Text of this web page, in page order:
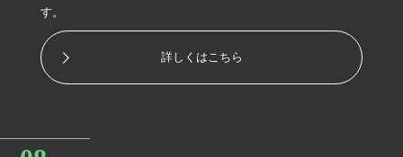
す。
詳しくはこちら